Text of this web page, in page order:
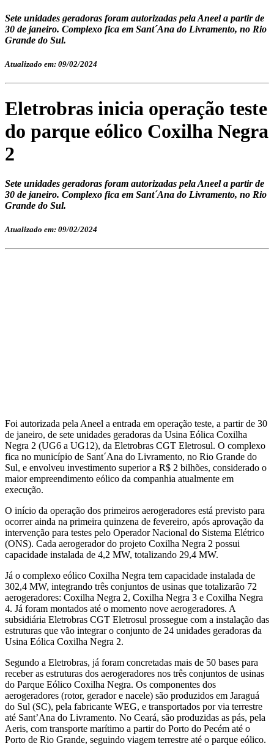
Sete unidades geradoras foram autorizadas pela Aneel a partir de
30 de janeiro. Complexo fica em Sant´Ana do Livramento, no Rio
Grande do Sul.
Atualizado em: 09/02/2024
Eletrobras inicia operação teste
do parque eólico Coxilha Negra
2
Sete unidades geradoras foram autorizadas pela Aneel a partir de
30 de janeiro. Complexo fica em Sant´Ana do Livramento, no Rio
Grande do Sul.
Atualizado em: 09/02/2024
Foi autorizada pela Aneel a entrada em operação teste, a partir de 30
de janeiro, de sete unidades geradoras da Usina Eólica Coxilha
Negra 2 (UG6 a UG12), da Eletrobras CGT Eletrosul. O complexo
fica no município de Sant´Ana do Livramento, no Rio Grande do
Sul, e envolveu investimento superior a R$ 2 bilhões, considerado o
maior empreendimento eólico da companhia atualmente em
execução.
O início da operação dos primeiros aerogeradores está previsto para
ocorrer ainda na primeira quinzena de fevereiro, após aprovação da
intervenção para testes pelo Operador Nacional do Sistema Elétrico
(ONS). Cada aerogerador do projeto Coxilha Negra 2 possui
capacidade instalada de 4,2 MW, totalizando 29,4 MW.
Já o complexo eólico Coxilha Negra tem capacidade instalada de
302,4 MW, integrando três conjuntos de usinas que totalizarão 72
aerogeradores: Coxilha Negra 2, Coxilha Negra 3 e Coxilha Negra
4. Já foram montados até o momento nove aerogeradores. A
subsidiária Eletrobras CGT Eletrosul prossegue com a instalação das
estruturas que vão integrar o conjunto de 24 unidades geradoras da
Usina Eólica Coxilha Negra 2.
Segundo a Eletrobras, já foram concretadas mais de 50 bases para
receber as estruturas dos aerogeradores nos três conjuntos de usinas
do Parque Eólico Coxilha Negra. Os componentes dos
aerogeradores (rotor, gerador e nacele) são produzidos em Jaraguá
do Sul (SC), pela fabricante WEG, e transportados por via terrestre
até Sant’Ana do Livramento. No Ceará, são produzidas as pás, pela
Aeris, com transporte marítimo a partir do Porto do Pecém até o
Porto de Rio Grande, seguindo viagem terrestre até o parque eólico.